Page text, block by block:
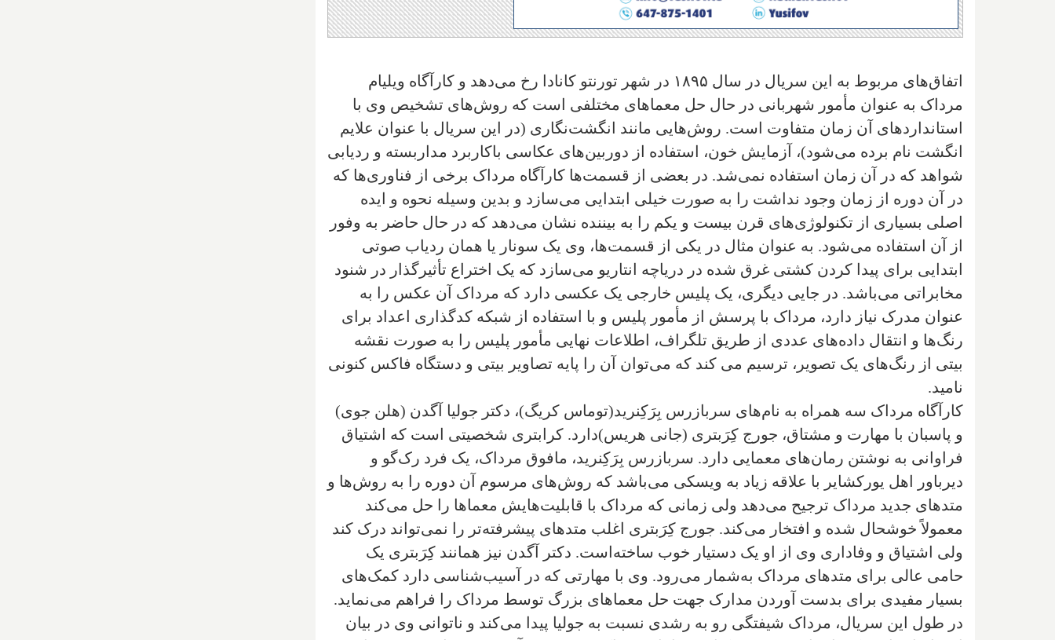
اتفاق‌های مربوط به این سریال در سال ۱۸۹۵ در شهر تورنتو کانادا رخ می‌دهد و کارآگاه ویلیام
مرداک به عنوان مأمور شهربانی در حال حل معماهای مختلفی است که روش‌های تشخیص وی با
استانداردهای آن زمان متفاوت است. روش‌هایی مانند انگشت‌نگاری (در این سریال با عنوان علایم
انگشت نام برده می‌شود)، آزمایش خون، استفاده از دوربین‌های عکاسی باکاربرد مداربسته و ردیابی
شواهد که در آن زمان استفاده نمی‌شد. در بعضی از قسمت‌ها کارآگاه مرداک برخی از فناوری‌ها که
در آن دوره از زمان وجود نداشت را به صورت خیلی ابتدایی می‌سازد و بدین وسیله نحوه و ایده
اصلی بسیاری از تکنولوژی‌های قرن بیست و یکم را به بیننده نشان می‌دهد که در حال حاضر به وفور
از آن استفاده می‌شود. به عنوان مثال در یکی از قسمت‌ها، وی یک سونار یا همان ردیاب صوتی
ابتدایی برای پیدا کردن کشتی غرق شده در دریاچه انتاریو می‌سازد که یک اختراع تأثیرگذار در شنود
مخابراتی می‌باشد. در جایی دیگری، یک پلیس خارجی یک عکسی دارد که مرداک آن عکس را به
عنوان مدرک نیاز دارد، مرداک با پرسش از مأمور پلیس و با استفاده از شبکه کدگذاری اعداد برای
رنگ‌ها و انتقال داده‌های عددی از طریق تلگراف، اطلاعات نهایی مأمور پلیس را به صورت نقشه
بیتی از رنگ‌های یک تصویر، ترسیم می کند که می‌توان آن را پایه تصاویر بیتی و دستگاه فاکس کنونی
نامید.
کارآگاه مرداک سه همراه به نام‌های سربازرس بِرَکِنرید(توماس کریگ)، دکتر جولیا آگدن (هلن جوی)
و پاسبان با مهارت و مشتاق، جورج کِرَبتری (جانی هریس)دارد. کرابتری شخصیتی است که اشتیاق
فراوانی به نوشتن رمان‌های معمایی دارد. سربازرس بِرَکِنرید‌، مافوق مرداک، یک فرد رک‌گو و
دیرباور اهل یورکشایر با علاقه زیاد به ویسکی می‌باشد که روش‌های مرسوم آن دوره را به روش‌ها و
متدهای جدید مرداک ترجیح می‌دهد ولی زمانی که مرداک با قابلیت‌هایش معماها را حل می‌کند
معمولاً خوشحال شده و افتخار می‌کند. جورج کِرَبتری اغلب متدهای پیشرفته‌تر را نمی‌تواند درک کند
ولی اشتیاق و وفاداری وی از او یک دستیار خوب ساخته‌است. دکتر آگدن نیز همانند کِرَبتری یک
حامی عالی برای متدهای مرداک به‌شمار می‌رود. وی با مهارتی که در آسیب‌شناسی دارد کمک‌های
بسیار مفیدی برای بدست آوردن مدارک جهت حل معماهای بزرگ توسط مرداک را فراهم می‌نماید.
در طول این سریال، مرداک شیفتگی رو به رشدی نسبت به جولیا پیدا می‌کند و ناتوانی وی در بیان